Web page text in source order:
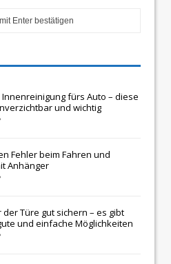
fürs Auto – diese
und wichtig
Fehler beim Fahren und
Anhänger
der Türe gut sichern – es gibt
und einfache Möglichkeiten